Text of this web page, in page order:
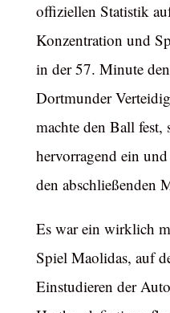
offiziellen Statistik
Konzentration und
in der 57. Minute
Dortmunder
machte den Ball fest,
hervorragend ein
den abschließenden
Es war ein wirklich
Spiel Maolidas, auf
Einstudieren der